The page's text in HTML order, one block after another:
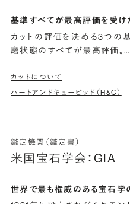
基準すべてが最高評価を受け
カットの評価を決める3つの
磨状態のすべてが最高評価。…
カットについて
ハートアンドキューピッド（H&C）
鑑定機関（鑑定書）
米国宝石学会：GIA
世界で最も権威のある宝石学